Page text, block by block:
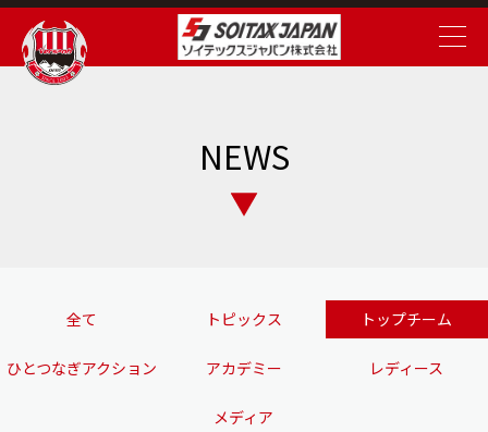
NEWS
全て トピックス トップチーム
ひとつなぎアクション アカデミー レディース
メディア